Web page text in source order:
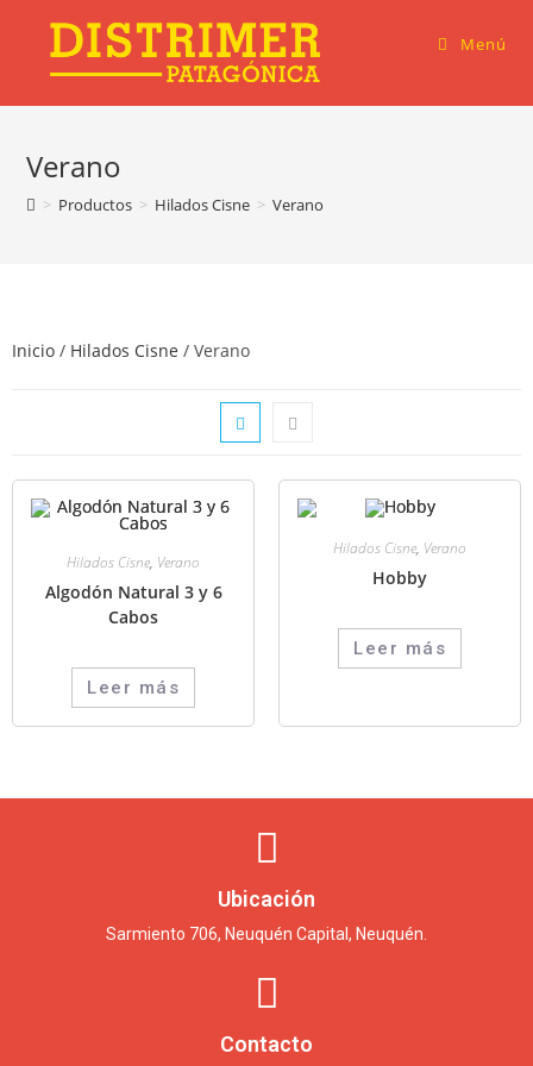
Menú
Verano
> Productos > Hilados Cisne > Verano
Inicio / Hilados Cisne / Verano
Hilados Cisne, Verano
Algodón Natural 3 y 6
Cabos
Leer más
Hilados Cisne, Verano
Hobby
Leer más
Ubicación
Sarmiento 706, Neuquén Capital, Neuquén.
Contacto